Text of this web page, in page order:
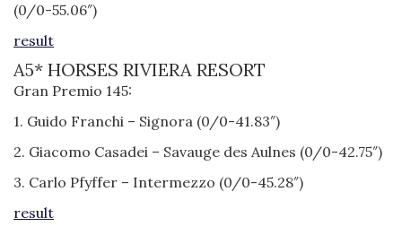
(0/0-55.06″)
result
A5* HORSES RIVIERA RESORT
Gran Premio 145:
1. Guido Franchi – Signora (0/0-41.83″)
2. Giacomo Casadei – Savauge des Aulnes (0/0-42.75″)
3. Carlo Pfyffer – Intermezzo (0/0-45.28″)
result